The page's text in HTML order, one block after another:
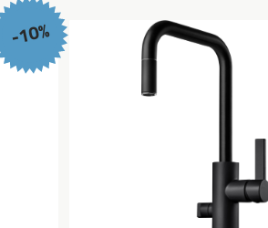
-10%